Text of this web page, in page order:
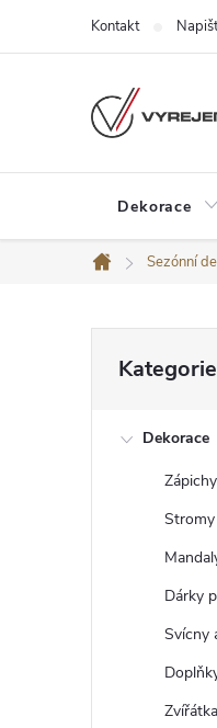
Kontakt
Dekorace
Domů
Sezónní
kategorie
Kategorie
Dekorace
Dárky
Svícny
Zvířátka